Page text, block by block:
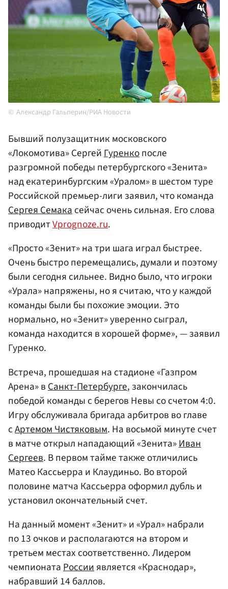
Александр Гальперин/РИА Новости
Бывший полузащитник московского
«Локомотива» СергейГуренкопосле
разгромной победы петербургского «Зенита»
над екатеринбургским «Уралом» в шестом туре
Российской премьер-лиги заявил, что команда
Сергея Семакасейчас очень сильная. Его слова
приводитVprognoze.ru.
«Просто «Зенит» на три шага играл быстрее.
Очень быстро перемещались, думали и поэтому
были сегодня сильнее. Видно было, что игроки
«Урала» напряжены, но я считаю, что у каждой
команды были бы похожие эмоции. Это
нормально, но «Зенит» уверенно сыграл,
команда находится в хорошей форме», — заявил
Гуренко.
Встреча, прошедшая на стадионе «Газпром
Арена» в Санкт-Петербурге, закончилась
победой команды с берегов Невы со счетом 4:0.
Игру обслуживала бригада арбитров во главе
сАртемом Чистяковым. На восьмой минуте счет
в матче открыл нападающий «Зенита»Иван
Сергеев. В первом тайме также отличились
Матео Кассьерра и Клаудиньо. Во второй
половине матча Кассьерра оформил дубль и
установил окончательный счет.
На данный момент «Зенит» и «Урал» набрали
по 13 очков и располагаются на втором и
третьем местах соответственно. Лидером
чемпионатаРоссииявляется «Краснодар»,
набравший 14 баллов.